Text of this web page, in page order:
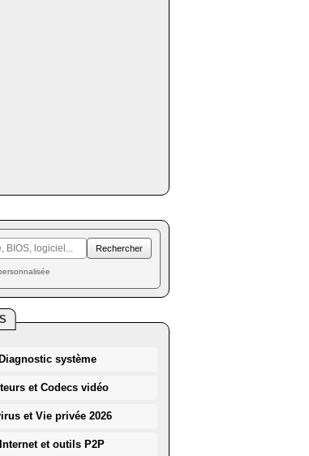
système
et Codecs vidéo
et Vie privée 2026
et outils P2P